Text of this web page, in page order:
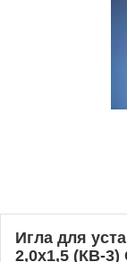
Игла для
2,0х1,5 (КВ-3)